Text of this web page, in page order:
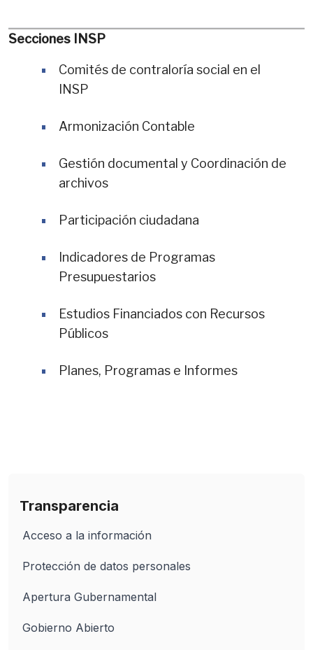
Secciones INSP
Comités de contraloría social en el
INSP
Armonización Contable
Gestión documental y Coordinación de
archivos
Participación ciudadana
Indicadores de Programas
Presupuestarios
Estudios Financiados con Recursos
Públicos
Planes, Programas e Informes
Transparencia
Acceso a la información
Protección de datos personales
Apertura Gubernamental
Gobierno Abierto